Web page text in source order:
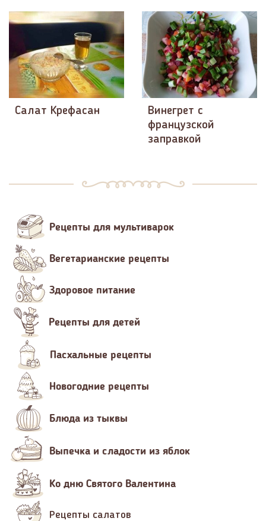
Салат Крефасан
Винегрет с
французской
заправкой
Рецепты для мультиварок
Вегетарианские рецепты
Здоровое питание
Рецепты для детей
Пасхальные рецепты
Новогодние рецепты
Блюда из тыквы
Выпечка и сладости из яблок
Ко дню Святого Валентина
Рецепты салатов